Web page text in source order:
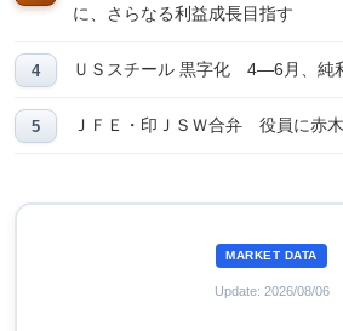
に、さらなる利益成長目指す
ＵＳスチール 黒字化 4―6月、純
ＪＦＥ・印ＪＳＷ合弁 役員に赤
MARKET DATA
Update: 2026/08/06